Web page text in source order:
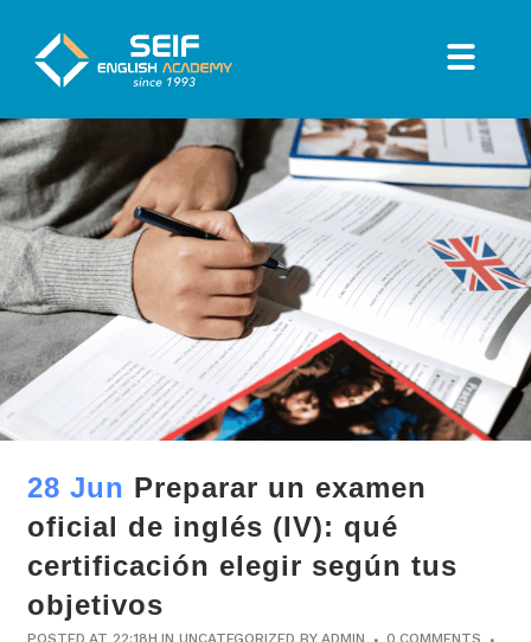
28 Jun Preparar un examen
oficial de inglés (IV): qué
certificación elegir según tus
objetivos